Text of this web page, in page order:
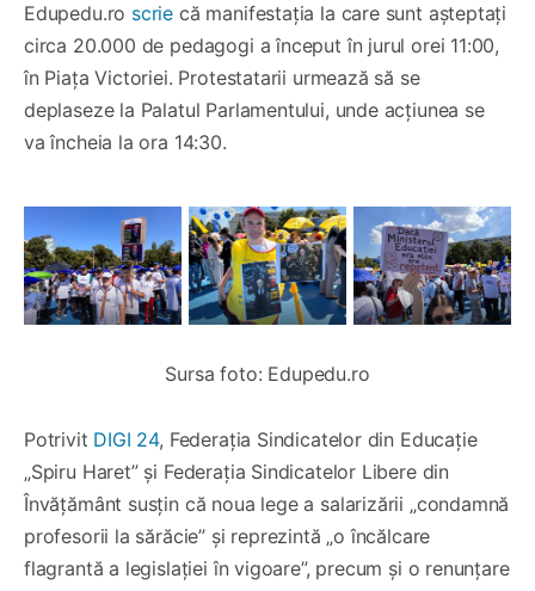
Edupedu.ro scrie că manifestația la care sunt așteptați
circa 20.000 de pedagogi a început în jurul orei 11:00,
în Piața Victoriei. Protestatarii urmează să se
deplaseze la Palatul Parlamentului, unde acțiunea se
va încheia la ora 14:30.
Sursa foto: Edupedu.ro
Potrivit DIGI 24, Federația Sindicatelor din Educație
„Spiru Haret” și Federația Sindicatelor Libere din
Învățământ susțin că noua lege a salarizării „condamnă
profesorii la sărăcie” și reprezintă „o încălcare
flagrantă a legislației în vigoare”, precum și o renunțare